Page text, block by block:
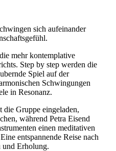
sich aufeinander
mehr kontemplative
Step by step werden die
Spiel auf der
Schwingungen
in Resonanz.
die Gruppe eingeladen,
während Petra Eisend
einen meditativen
entspannende Reise nach
und Erholung.